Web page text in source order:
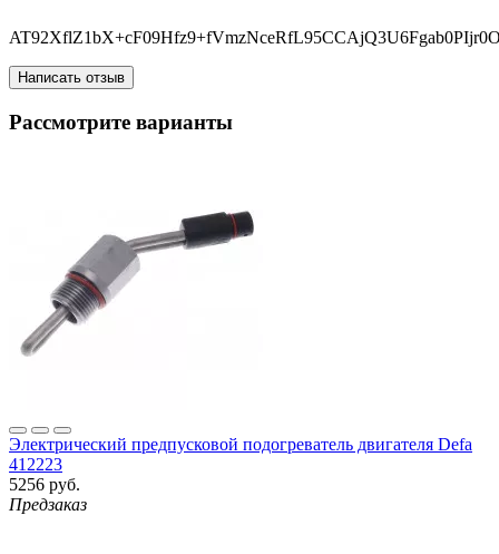
Написать отзыв
Рассмотрите варианты
Электрический предпусковой подогреватель двигателя Defa
412223
5256 руб.
Предзаказ